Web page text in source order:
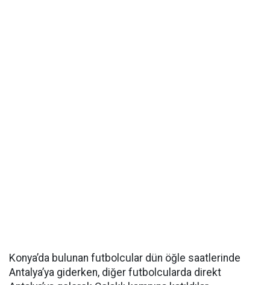
Konya’da bulunan futbolcular dün öğle saatlerinde
Antalya’ya giderken, diğer futbolcularda direkt